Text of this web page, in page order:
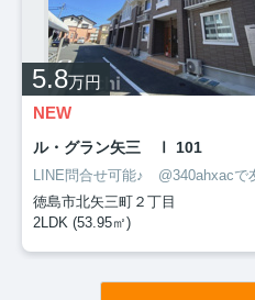
5.8万円
NEW
ル・グラン矢三 Ⅰ 101
徳島市北矢三町２丁目
2LDK (53.95㎡)